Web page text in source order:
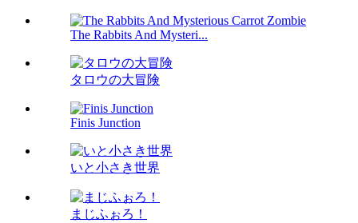
The Rabbits And Mysteri...
タロウの大冒険
Finis Junction
いと小さき世界
まじふぉろ！